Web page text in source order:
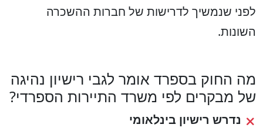
לפני שנמשיך לדרישות של חברות ההשכרה
השונות.
מה החוק בספרד אומר לגבי רישיון נהיגה
של מבקרים לפי משרד התיירות הספרדי?
נדרש רישיון בינלאומי